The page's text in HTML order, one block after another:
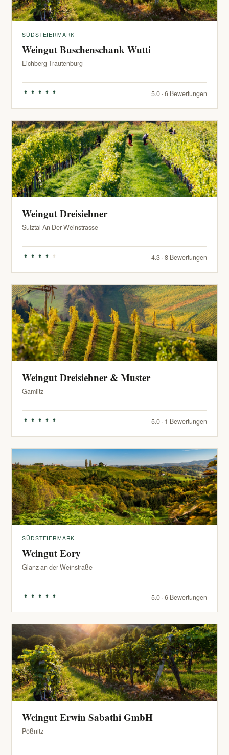
SÜDSTEIERMARK
Weingut Buschenschank Wutti
Eichberg-Trautenburg
5.0 · 6 Bewertungen
Weingut Dreisiebner
Sulztal An Der Weinstrasse
4.3 · 8 Bewertungen
Weingut Dreisiebner & Muster
Gamlitz
5.0 · 1 Bewertungen
SÜDSTEIERMARK
Weingut Eory
Glanz an der Weinstraße
5.0 · 6 Bewertungen
Weingut Erwin Sabathi GmbH
Pößnitz